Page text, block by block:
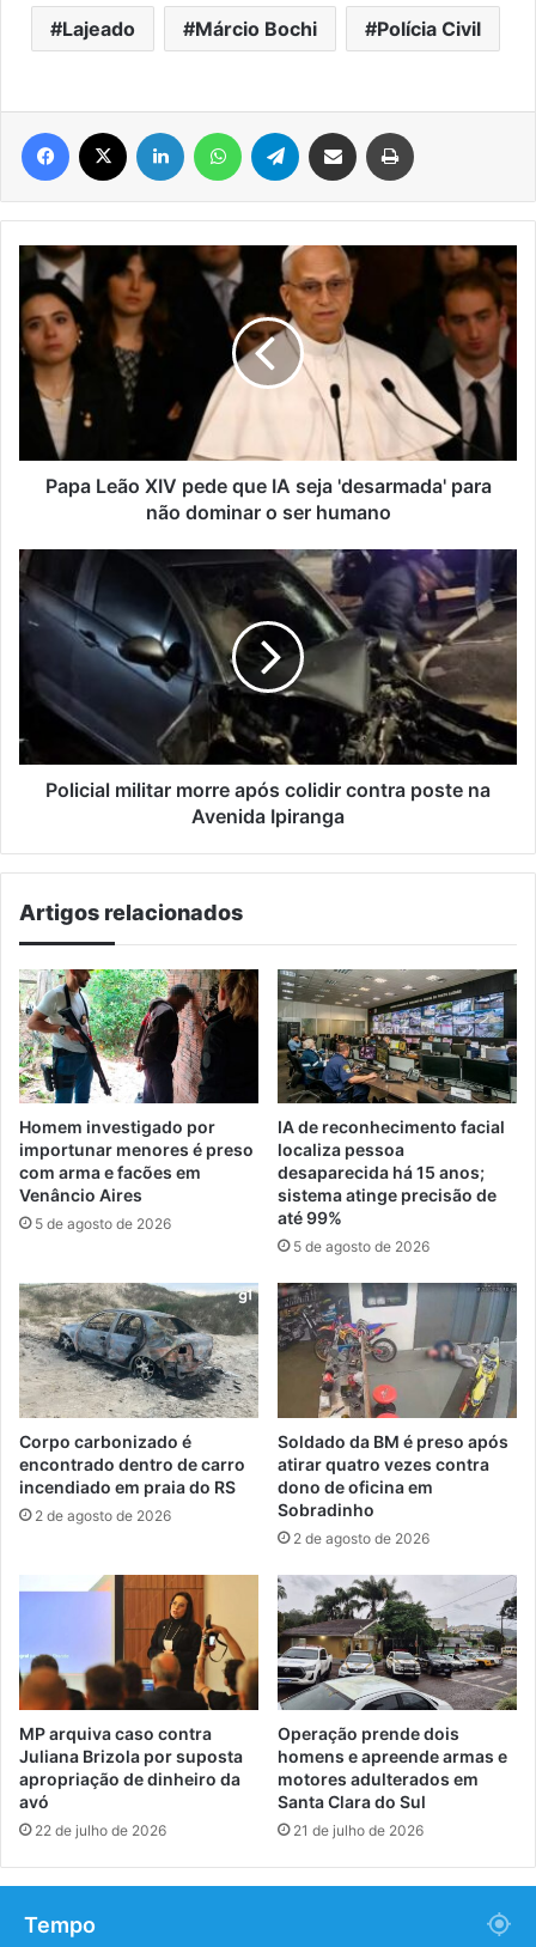
Lajeado Márcio Bochi Polícia Civil
Facebook Linkedin WhatsAppTelegram Compartilhar via e-mail
Papa
Leão
XIV
pede
que
seja
'desarmada'
para
ser
humano
Papa Leão XIV pede que IA seja 'desarmada' para
não dominar o ser humano
Policial
militar
morre
após
contra
poste
na
Avenida
Ipiranga
Policial militar morre após colidir contra poste na
Avenida Ipiranga
Artigos relacionados
Homem investigado por
importunar menores é preso
com arma e facões em
Venâncio Aires
5 de agosto de 2026
IA de reconhecimento facial
localiza pessoa
desaparecida há 15 anos;
sistema atinge precisão de
até 99%
5 de agosto de 2026
Corpo carbonizado é
encontrado dentro de carro
incendiado em praia do RS
2 de agosto de 2026
Soldado da BM é preso após
atirar quatro vezes contra
dono de oficina em
Sobradinho
2 de agosto de 2026
MP arquiva caso contra
Juliana Brizola por suposta
apropriação de dinheiro da
avó
22 de julho de 2026
Operação prende dois
homens e apreende armas e
motores adulterados em
Santa Clara do Sul
21 de julho de 2026
Tempo